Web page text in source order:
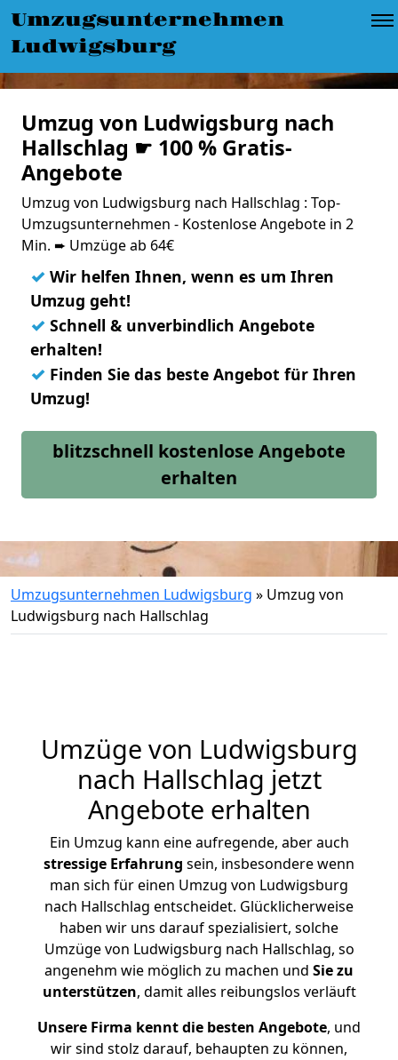
Umzugsunternehmen
Ludwigsburg
Umzug von Ludwigsburg nach
Hallschlag ☛ 100 % Gratis-
Angebote
Umzug von Ludwigsburg nach Hallschlag : Top-
Umzugsunternehmen - Kostenlose Angebote in 2
Min. ➨ Umzüge ab 64€
✓ Wir helfen Ihnen, wenn es um Ihren
Umzug geht!
✓ Schnell & unverbindlich Angebote
erhalten!
✓ Finden Sie das beste Angebot für Ihren
Umzug!
blitzschnell kostenlose Angebote
erhalten
Umzugsunternehmen Ludwigsburg » Umzug von
Ludwigsburg nach Hallschlag
Umzüge von Ludwigsburg
nach Hallschlag jetzt
Angebote erhalten
Ein Umzug kann eine aufregende, aber auch
stressige Erfahrung sein, insbesondere wenn
man sich für einen Umzug von Ludwigsburg
nach Hallschlag entscheidet. Glücklicherweise
haben wir uns darauf spezialisiert, solche
Umzüge von Ludwigsburg nach Hallschlag, so
angenehm wie möglich zu machen und Sie zu
unterstützen, damit alles reibungslos verläuft
Unsere Firma kennt die besten Angebote, und
wir sind stolz darauf, behaupten zu können,